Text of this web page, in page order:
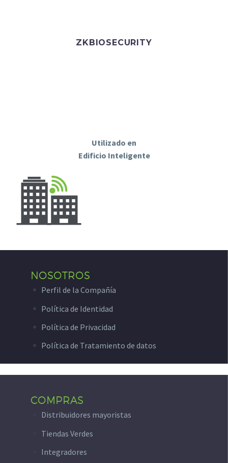
ZKBIOSECURITY
Utilizado en
Edificio Inteligente
NOSOTROS
Perfil de la Compañía
Política de Identidad
Política de Privacidad
Política de Tratamiento de datos
COMPRAS
Distribuidores mayoristas
Tiendas Verdes
Integradores